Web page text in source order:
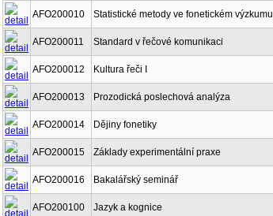
AFO200010 Statistické metody ve fonetickém výzkumu I
AFO200011 Standard v řečové komunikaci
AFO200012 Kultura řeči I
AFO200013 Prozodická poslechová analýza
AFO200014 Dějiny fonetiky
AFO200015 Základy experimentální praxe
AFO200016 Bakalářský seminář
AFO200100 Jazyk a kognice